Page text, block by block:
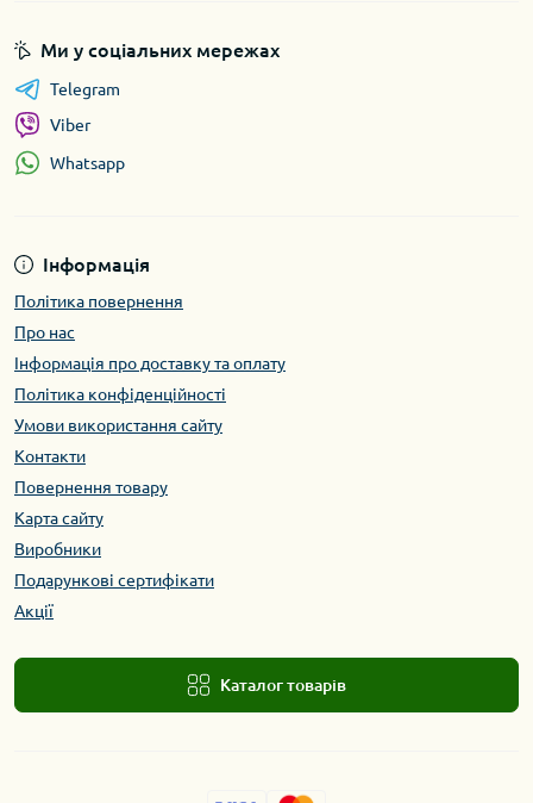
Інформація
Політика повернення
Про нас
Інформація про доставку та оплату
Політика конфіденційності
Умови використання сайту
Контакти
Повернення товару
Карта сайту
Виробники
Подарункові сертифікати
Акції
Каталог товарів
Ми у соціальних мережах
Telegram
Viber
Whatsapp